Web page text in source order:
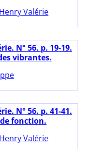
Henry Valérie
N° 56. p. 19-19.
vibrantes.
N° 56. p. 41-41.
fonction.
Henry Valérie